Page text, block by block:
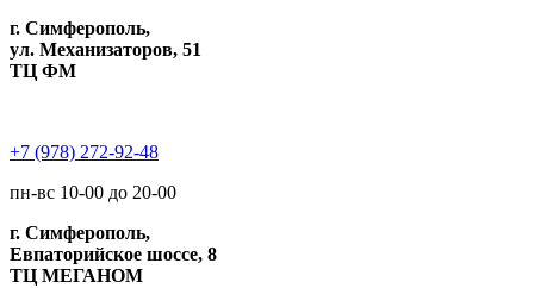
г. Симферополь,
ул. Механизаторов, 51
ТЦ ФМ
+7 (978) 272-92-48
пн-вс 10-00 до 20-00
г. Симферополь,
Евпаторийское шоссе, 8
ТЦ МЕГАНОМ